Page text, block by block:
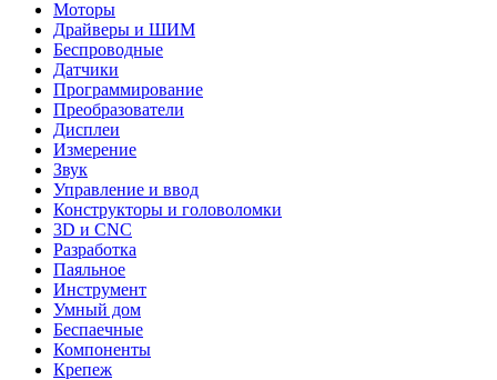
Моторы
Драйверы и ШИМ
Беспроводные
Датчики
Программирование
Преобразователи
Дисплеи
Измерение
Звук
Управление и ввод
Конструкторы и головоломки
3D и CNC
Разработка
Паяльное
Инструмент
Умный дом
Беспаечные
Компоненты
Крепеж